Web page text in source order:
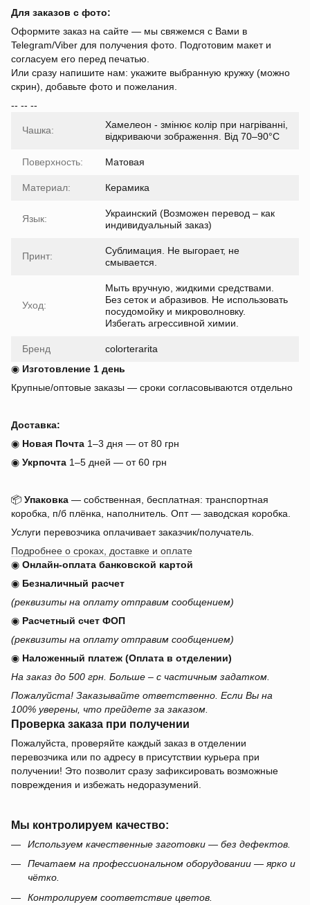
Для заказов с фото:
Оформите заказ на сайте — мы свяжемся с Вами в
Telegram/Viber для получения фото. Подготовим макет и
согласуем его перед печатью.
Или сразу напишите нам: укажите выбранную кружку (можно
скрин), добавьте фото и пожелания.
-- -- --
Чашка:
Хамелеон - змінює колір при нагріванні,
відкриваючи зображення. Від 70–90°C
Поверхность: Матовая
Материал: Керамика
Язык:
Украинский (Возможен перевод – как
индивидуальный заказ)
Принт:
Сублимация. Не выгорает, не
смывается.
Уход:
Мыть вручную, жидкими средствами.
Без сеток и абразивов. Не использовать
посудомойку и микроволновку.
Избегать агрессивной химии.
Бренд
colorterarita
◉ Изготовление 1 день
Крупные/оптовые заказы — сроки согласовываются отдельно
Доставка:
◉ Новая Почта 1–3 дня — от 80 грн
◉ Укрпочта 1–5 дней — от 60 грн
📦 Упаковка — собственная, бесплатная: транспортная
коробка, п/б плёнка, наполнитель. Опт — заводская коробка.
Услуги перевозчика оплачивает заказчик/получатель.
Подробнее о сроках, доставке и оплате
◉ Онлайн-оплата банковской картой
◉ Безналичный расчет
(реквизиты на оплату отправим сообщением)
◉ Расчетный счет ФОП
(реквизиты на оплату отправим сообщением)
◉ Наложенный платеж (Оплата в отделении)
На заказ до 500 грн. Больше – с частичным задатком.
Пожалуйста! Заказывайте ответственно. Если Вы на
100% уверены, что прейдете за заказом.
Проверка заказа при получении
Пожалуйста, проверяйте каждый заказ в отделении
перевозчика или по адресу в присутствии курьера при
получении! Это позволит сразу зафиксировать возможные
повреждения и избежать недоразумений.
Мы контролируем качество:
Используем качественные заготовки — без дефектов.
Печатаем на профессиональном оборудовании — ярко и
чётко.
Контролируем соответствие цветов.